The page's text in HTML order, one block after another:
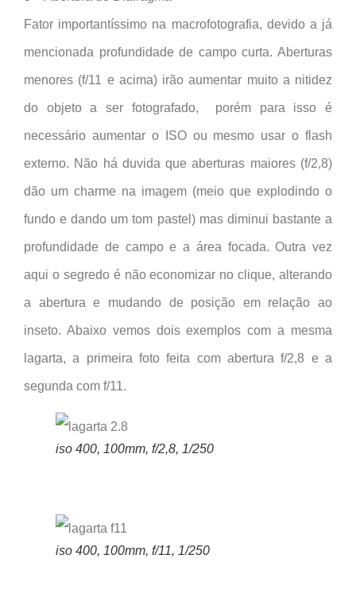
Fator importantíssimo na macrofotografia, devido a já
mencionada profundidade de campo curta. Aberturas
menores (f/11 e acima) irão aumentar muito a nitidez
do objeto a ser fotografado, porém para isso é
necessário aumentar o ISO ou mesmo usar o flash
externo. Não há duvida que aberturas maiores (f/2,8)
dão um charme na imagem (meio que explodindo o
fundo e dando um tom pastel) mas diminui bastante a
profundidade de campo e a área focada. Outra vez
aqui o segredo é não economizar no clique, alterando
a abertura e mudando de posição em relação ao
inseto. Abaixo vemos dois exemplos com a mesma
lagarta, a primeira foto feita com abertura f/2,8 e a
segunda com f/11.
iso 400, 100mm, f/2,8, 1/250
iso 400, 100mm, f/11, 1/250